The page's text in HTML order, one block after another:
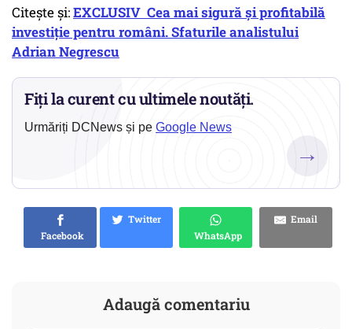
Citește și:EXCLUSIV Cea mai sigură și profitabilă
investiție pentru români. Sfaturile analistului
Adrian Negrescu
Fiți la curent cu ultimele noutăți.
Urmăriți DCNews și pe Google News
→
Facebook
Twitter
WhatsApp
Email
Adaugă comentariu